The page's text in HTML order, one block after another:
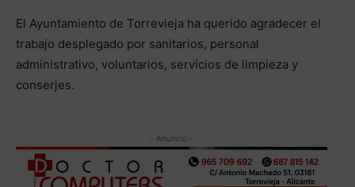
El Ayuntamiento de Torrevieja ha querido agradecer el
trabajo desplegado por sanitarios, personal
administrativo, voluntarios, servicios de limpieza y
conserjes.
- Anuncio -